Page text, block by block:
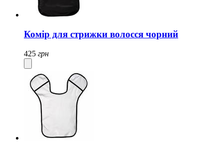
Комір для стрижки волосся чорний
425 грн